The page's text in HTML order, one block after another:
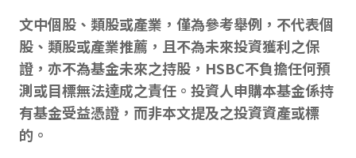
文中個股、類股或產業，僅為參考舉例，不代表個
股、類股或產業推薦，且不為未來投資獲利之保
證，亦不為基金未來之持股，HSBC不負擔任何預
測或目標無法達成之責任。投資人申購本基金係持
有基金受益憑證，而非本文提及之投資資產或標
的。